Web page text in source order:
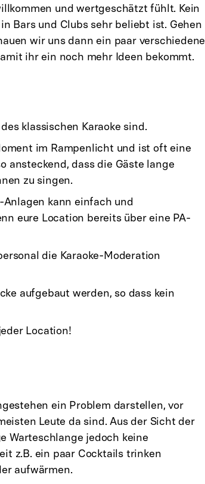
und wertgeschätzt fühlt. Kein
Bars und Clubs sehr beliebt ist. Gehen
wir uns dann ein paar verschiedene
ihr ein noch mehr Ideen bekommt.
klassischen Karaoke sind.
im Rampenlicht und ist oft eine
ansteckend, dass die Gäste lange
zu singen.
Anlagen kann einfach und
eure Location bereits über eine PA-
die Karaoke-Moderation
aufgebaut werden, so dass kein
Location!
ein Problem darstellen, vor
Leute da sind. Aus der Sicht der
Warteschlange jedoch keine
z.B. ein paar Cocktails trinken
aufwärmen.